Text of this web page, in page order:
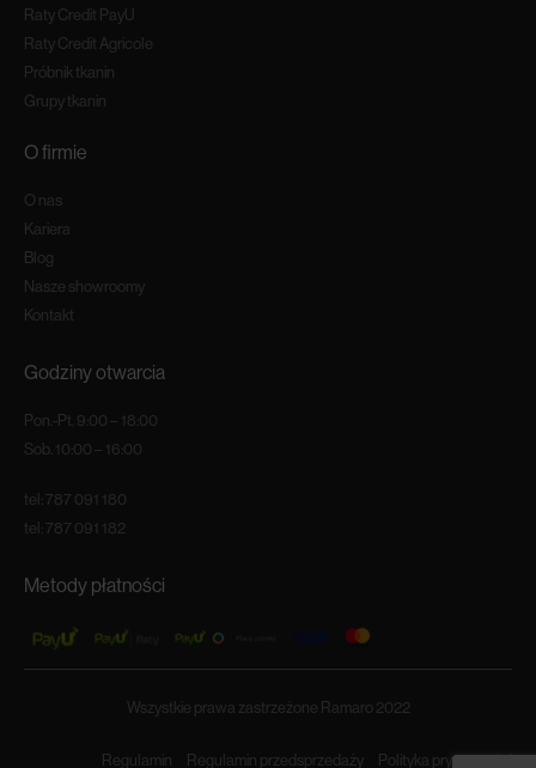
Raty Credit PayU
Raty Credit Agricole
Próbnik tkanin
Grupy tkanin
O firmie
O nas
Kariera
Blog
Nasze showroomy
Kontakt
Godziny otwarcia
Pon.-Pt. 9:00 – 18:00
Sob. 10:00 – 16:00
tel: 787 091 180
tel: 787 091 182
Metody płatności
Wszystkie prawa zastrzeżone Ramaro 2022
Regulamin Regulamin przedsprzedaży Polityka prywatności